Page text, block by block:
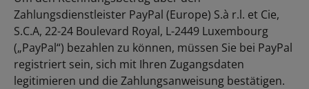
Zahlungsdienstleister PayPal (Europe) S.à r.l. et Cie,
S.C.A, 22-24 Boulevard Royal, L-2449 Luxembourg
(„PayPal“) bezahlen zu können, müssen Sie bei PayPal
registriert sein, sich mit Ihren Zugangsdaten
legitimieren und die Zahlungsanweisung bestätigen.